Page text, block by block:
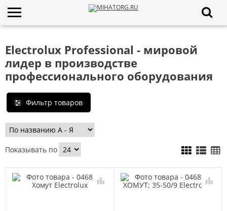
Electrolux Professional - мировой
лидер в производстве
профессионального оборудования
Фильтр товаров
Показывать по